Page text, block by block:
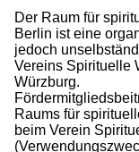
Der Raum für
Berlin ist eine
jedoch
Vereins Spirituelle
Würzburg.
Raums für
beim Verein